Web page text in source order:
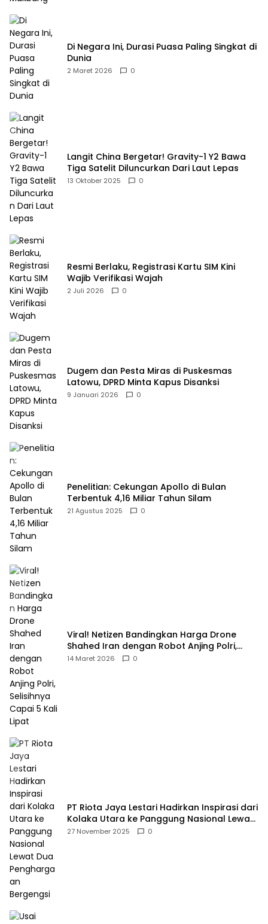
Di Negara Ini, Durasi Puasa Paling Singkat di
Dunia
2 Maret 2026 0
Langit China Bergetar! Gravity-1 Y2 Bawa
Tiga Satelit Diluncurkan Dari Laut Lepas
13 Oktober 2025 0
Resmi Berlaku, Registrasi Kartu SIM Kini
Wajib Verifikasi Wajah
2 Juli 2026 0
Dugem dan Pesta Miras di Puskesmas
Latowu, DPRD Minta Kapus Disanksi
9 Januari 2026 0
Penelitian: Cekungan Apollo di Bulan
Terbentuk 4,16 Miliar Tahun Silam
21 Agustus 2025 0
Viral! Netizen Bandingkan Harga Drone
Shahed Iran dengan Robot Anjing Polri,
Selisihnya Capai 5 Kali Lipat
14 Maret 2026 0
PT Riota Jaya Lestari Hadirkan Inspirasi dari
Kolaka Utara ke Panggung Nasional Lewat
Dua Penghargaan Bergengsi
27 November 2025 0